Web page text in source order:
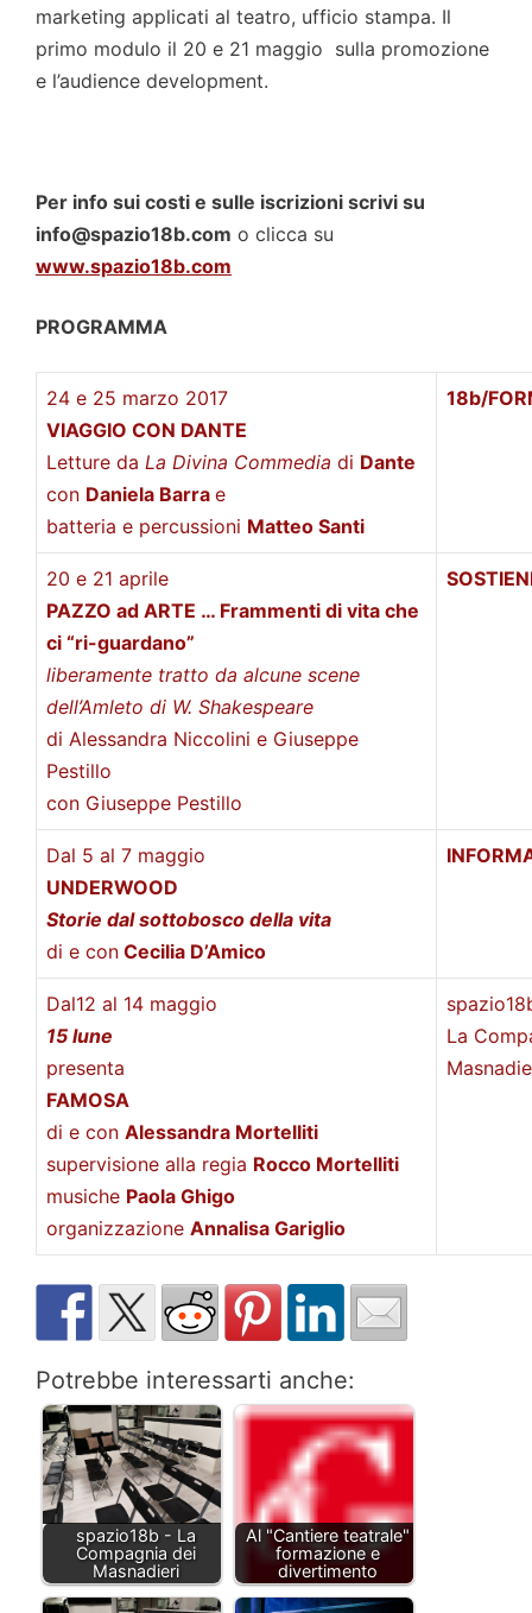
marketing applicati al teatro, ufficio stampa. Il
primo modulo il 20 e 21 maggio sulla promozione
e l’audience development.
Per info sui costi e sulle iscrizioni scrivi su
info@spazio18b.com o clicca su
www.spazio18b.com
PROGRAMMA
24 e 25 marzo 2017
VIAGGIO CON DANTE
Letture da La Divina Commedia di Dante
con Daniela Barra e
batteria e percussioni Matteo Santi
18b/
20 e 21 aprile
PAZZO ad ARTE … Frammenti di vita che
ci “ri-guardano”
liberamente tratto da alcune scene
dell’Amleto di W. Shakespeare
di Alessandra Niccolini e Giuseppe
Pestillo
con Giuseppe Pestillo
Dal 5 al 7 maggio
UNDERWOOD
Storie dal sottobosco della vita
di e con Cecilia D’Amico
Dal12 al 14 maggio
15 lune
presenta
FAMOSA
di e con Alessandra Mortelliti
supervisione alla regia Rocco Mortelliti
musiche Paola Ghigo
organizzazione Annalisa Gariglio
La
Potrebbe interessarti anche:
spazio18b - La
Compagnia dei
Masnadieri
Al "Cantiere teatrale"
formazione e
divertimento